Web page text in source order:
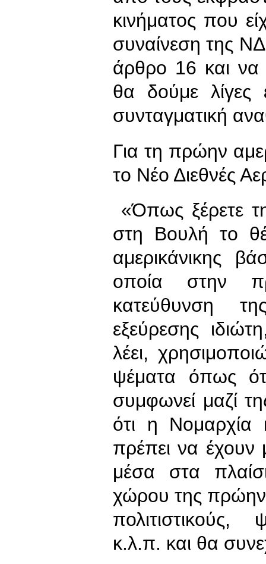
κινήματος που
συναίνεση της
άρθρο 16 και να
θα δούμε
συνταγματική
Για τη πρώην
το Νέο Διεθνές
«Όπως ξέρετε
στη Βουλή το
αμερικάνικης
οποία στην
κατεύθυνση
εξεύρεσης
λέει,
ψέματα όπως
συμφωνεί μαζί
ότι η Νομαρχία
πρέπει να έχουν
μέσα στα
χώρου της πρώην
πολιτιστικούς,
κ.λ.π. και θα